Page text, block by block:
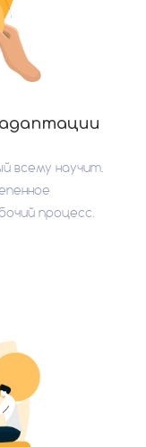
всему научит.
процесс.